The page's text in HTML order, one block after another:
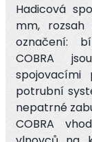
Hadicová
mm, rozsah
označení:
COBRA
potrubní
nepatrné
COBRA